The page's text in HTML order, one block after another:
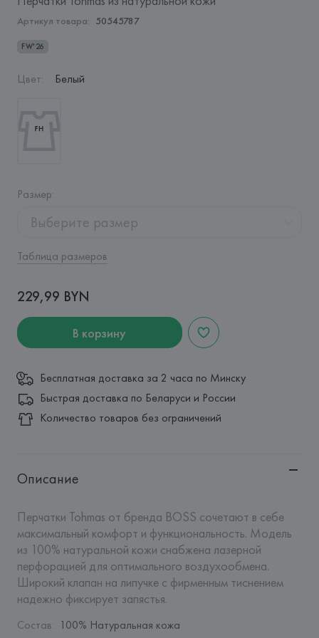
Артикул товара: 50545787
FW'26
Цвет: Белый
Размер:
Выберите размер
Таблица размеров
229,99 BYN
В корзину
Бесплатная доставка за 2 часа по Минску
Быстрая доставка по Беларуси и России
Количество товаров без ограничений
Описание
Перчатки Tohmas от бренда BOSS сочетают в себе
максимальный комфорт и функциональность. Модель
из 100% натуральной кожи снабжена лазерной
перфорацией для оптимального воздухообмена.
Широкий клапан на липучке с фирменным тиснением
надежно фиксирует запястья.
Состав: 100% Натуральная кожа